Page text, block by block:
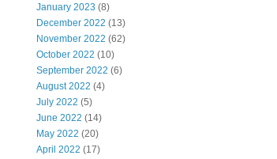
January 2023 (8)
December 2022 (13)
November 2022 (62)
October 2022 (10)
September 2022 (6)
August 2022 (4)
July 2022 (5)
June 2022 (14)
May 2022 (20)
April 2022 (17)